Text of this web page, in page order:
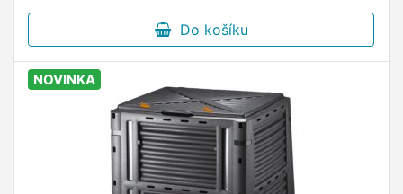
Do košíku
NOVINKA